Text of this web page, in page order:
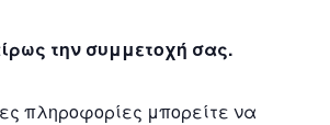
την συμμετοχή σας.
πληροφορίες μπορείτε να